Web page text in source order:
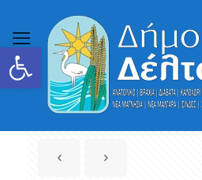
Ανοίξτε τη γραμμή εργαλείων